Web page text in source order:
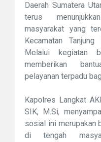
Daerah Sumatera
terus
masyarakat yang
Kecamatan
Melalui kegiatan
memberikan
pelayanan terpadu
Kapolres Langkat
SIK, M.Si,
sosial ini merupakan
di tengah